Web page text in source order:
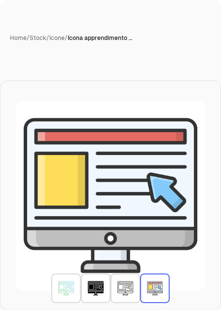
Home/Stock/Icone/Icona apprendimento …